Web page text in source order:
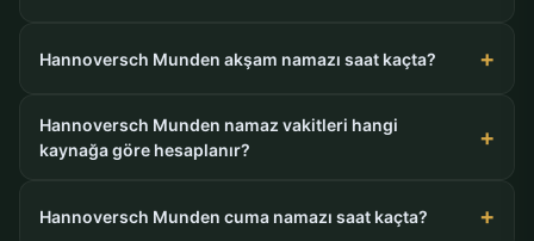
Hannoversch Munden akşam namazı saat kaçta?
Hannoversch Munden namaz vakitleri hangi
kaynağa göre hesaplanır?
Hannoversch Munden cuma namazı saat kaçta?